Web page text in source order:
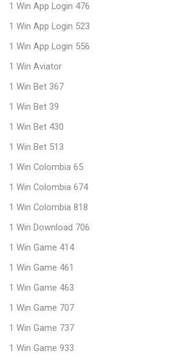
1 Win App Login 476
1 Win App Login 523
1 Win App Login 556
1 Win Aviator
1 Win Bet 367
1 Win Bet 39
1 Win Bet 430
1 Win Bet 513
1 Win Colombia 65
1 Win Colombia 674
1 Win Colombia 818
1 Win Download 706
1 Win Game 414
1 Win Game 461
1 Win Game 463
1 Win Game 707
1 Win Game 737
1 Win Game 933